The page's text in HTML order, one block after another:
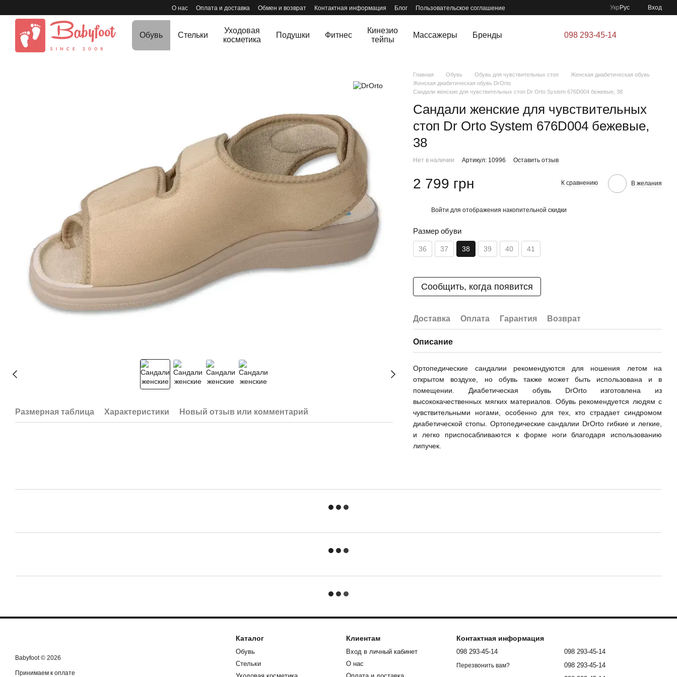
О нас Оплата и доставка Обмен и возврат Контактная информация Блог Пользовательское соглашение Укр Рус Вход
Обувь Стельки
Уходовая
косметика
Подушки Фитнес
Кинезио
тейпы
Массажеры Бренды 098 293-45-14
Размерная таблица Характеристики Новый отзыв или комментарий
Главная Обувь Обувь для чувствительных стоп
Женская диабетическая обувь
Женская диабетическая обувь DrOrto
Cандали женские для чувствительных стоп Dr Orto System 676D004 бежевые, 38
Cандали женские для чувствительных
стоп Dr Orto System 676D004 бежевые,
38
Нет в наличии Артикул: 10996 Оставить отзыв
2 799 грн К сравнению В желания
Войти для отображения накопительной скидки
Размер обуви
36 37 38 39 40 41
Сообщить, когда появится
Доставка Оплата Гарантия Возврат
Описание
Ортопедические сандалии рекомендуются для ношения летом на
открытом воздухе, но обувь также может быть использована и в
помещении. Диабетическая обувь DrOrto изготовлена из
высококачественных мягких материалов. Обувь рекомендуется людям с
чувствительными ногами, особенно для тех, кто страдает синдромом
диабетической стопы. Ортопедические сандалии DrOrto гибкие и легкие,
и легко приспосабливаются к форме ноги благодаря использованию
липучек.
Babyfoot © 2026
Принимаем к оплате
Каталог
Обувь
Стельки
Клиентам
Вход в личный кабинет
О нас
Контактная информация
098 293-45-14
Перезвонить вам?
098 293-45-14
098 293-45-14